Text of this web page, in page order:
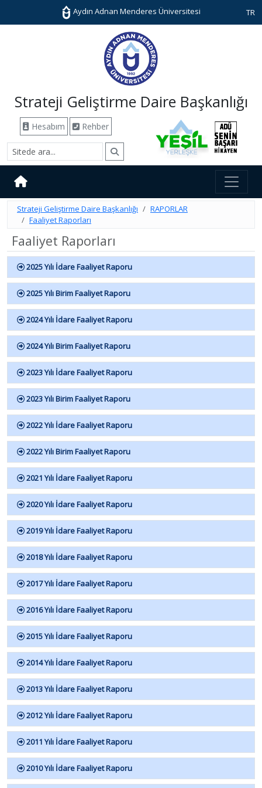
Aydın Adnan Menderes Üniversitesi TR
Strateji Geliştirme Daire Başkanlığı
Hesabım Rehber
Strateji Geliştirme Daire Başkanlığı
RAPORLAR
Faaliyet Raporları
Faaliyet Raporları
2025 Yılı İdare Faaliyet Raporu
2025 Yılı Birim Faaliyet Raporu
2024 Yılı İdare Faaliyet Raporu
2024 Yılı Birim Faaliyet Raporu
2023 Yılı İdare Faaliyet Raporu
2023 Yılı Birim Faaliyet Raporu
2022 Yılı İdare Faaliyet Raporu
2022 Yılı Birim Faaliyet Raporu
2021 Yılı İdare Faaliyet Raporu
2020 Yılı İdare Faaliyet Raporu
2019 Yılı İdare Faaliyet Raporu
2018 Yılı İdare Faaliyet Raporu
2017 Yılı İdare Faaliyet Raporu
2016 Yılı İdare Faaliyet Raporu
2015 Yılı İdare Faaliyet Raporu
2014 Yılı İdare Faaliyet Raporu
2013 Yılı İdare Faaliyet Raporu
2012 Yılı İdare Faaliyet Raporu
2011 Yılı İdare Faaliyet Raporu
2010 Yılı İdare Faaliyet Raporu